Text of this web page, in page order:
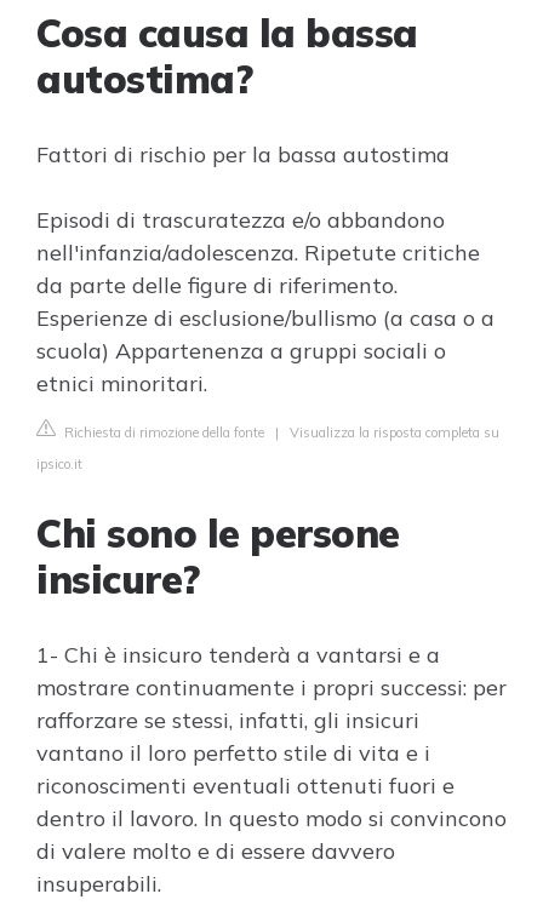
Cosa causa la bassa
autostima?
Fattori di rischio per la bassa autostima
Episodi di trascuratezza e/o abbandono
nell'infanzia/adolescenza. Ripetute critiche
da parte delle figure di riferimento.
Esperienze di esclusione/bullismo (a casa o a
scuola) Appartenenza a gruppi sociali o
etnici minoritari.
Richiesta di rimozione della fonte | Visualizza la risposta completa su
ipsico.it
Chi sono le persone
insicure?
1- Chi è insicuro tenderà a vantarsi e a
mostrare continuamente i propri successi: per
rafforzare se stessi, infatti, gli insicuri
vantano il loro perfetto stile di vita e i
riconoscimenti eventuali ottenuti fuori e
dentro il lavoro. In questo modo si convincono
di valere molto e di essere davvero
insuperabili.